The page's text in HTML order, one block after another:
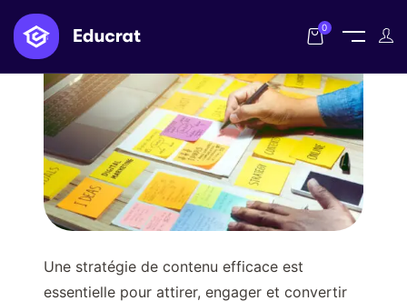
0
Une stratégie de contenu efficace est
essentielle pour attirer, engager et convertir